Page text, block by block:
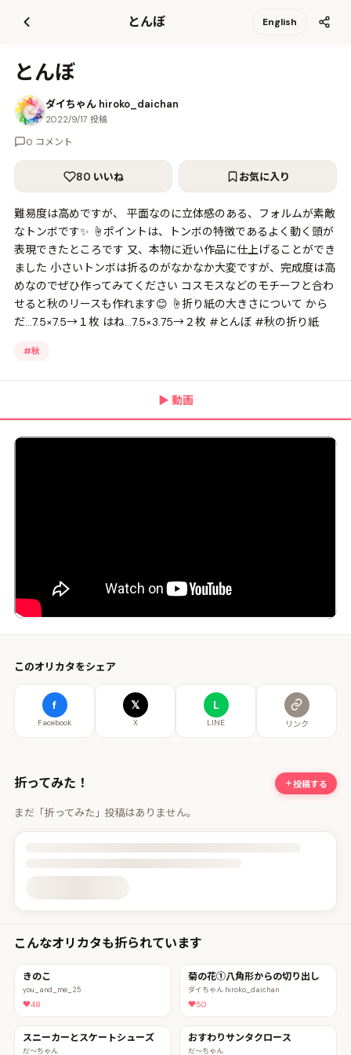
とんぼ English
とんぼ
ダイちゃん hiroko_daichan
2022/9/17 投稿
0 コメント
80 いいね お気に入り
難易度は高めですが、 平面なのに立体感のある、フォルムが素敵
なトンボです✨ ☝️ポイントは、トンボの特徴であるよく動く頭が
表現できたところです 又、本物に近い作品に仕上げることができ
ました 小さいトンボは折るのがなかなか大変ですが、完成度は高
めなのでぜひ作ってみてください コスモスなどのモチーフと合わ
せると秋のリースも作れます😊 ☝️折り紙の大きさについて から
だ…7.5×7.5→１枚 はね…7.5×3.75→２枚 #とんぼ #秋の折り紙
#秋
▶ 動画
このオリカタをシェア
f
Facebook
𝕏
X
L
LINE リンク
折ってみた！ 投稿する
まだ「折ってみた」投稿はありません。
投稿詳細を読み込んでいます
こんなオリカタも折られています
きのこ
you_and_me_25
48
菊の花①八角形からの切り出し
ダイちゃん hiroko_daichan
50
スニーカーとスケートシューズ
だ〜ちゃん
おすわりサンタクロース
だ〜ちゃん